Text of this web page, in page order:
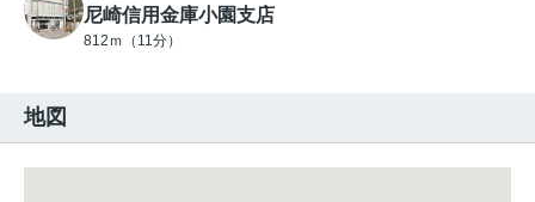
尼崎信用金庫小園支店
812ｍ（11分）
地図